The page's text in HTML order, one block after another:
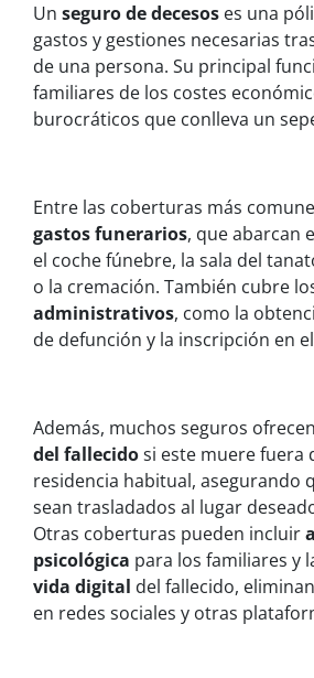
Un seguro de decesos es una
gastos y gestiones necesarias
de una persona. Su principal
familiares de los costes
burocráticos que conlleva un
Entre las coberturas más
gastos funerarios, que abarcan
el coche fúnebre, la sala del
o la cremación. También cubre
administrativos, como la
de defunción y la inscripción en
Además, muchos seguros
del fallecidosi este muere fuera
residencia habitual, asegurando
sean trasladados al lugar
Otras coberturas pueden incluir
psicológica para los familiares y
vida digital del fallecido,
en redes sociales y otras